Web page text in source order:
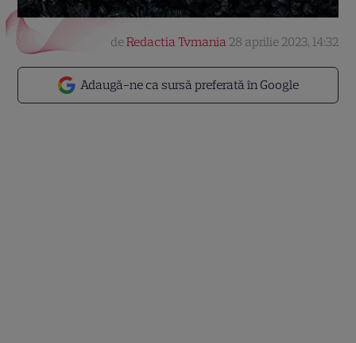
Adaugă-ne ca sursă preferată în Google
deRedactia Tvmania 28 aprilie 2023, 14:32